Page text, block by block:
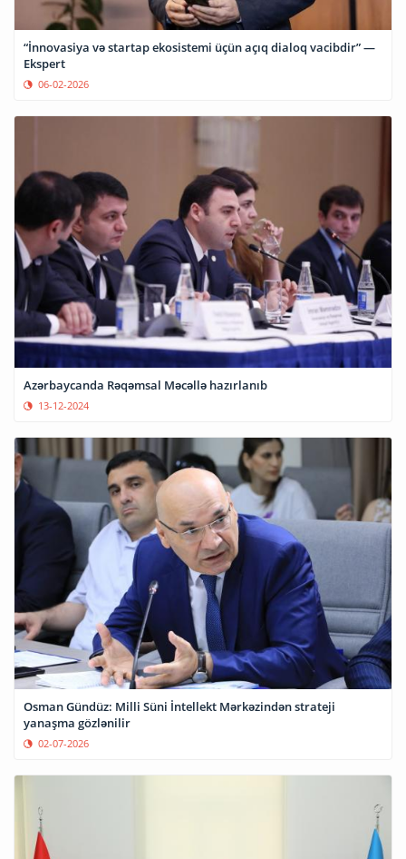
“İnnovasiya və startap ekosistemi üçün açıq dialoq vacibdir” —
Ekspert
06-02-2026
Azərbaycanda Rəqəmsal Məcəllə hazırlanıb
13-12-2024
Osman Gündüz: Milli Süni İntellekt Mərkəzindən strateji
yanaşma gözlənilir
02-07-2026